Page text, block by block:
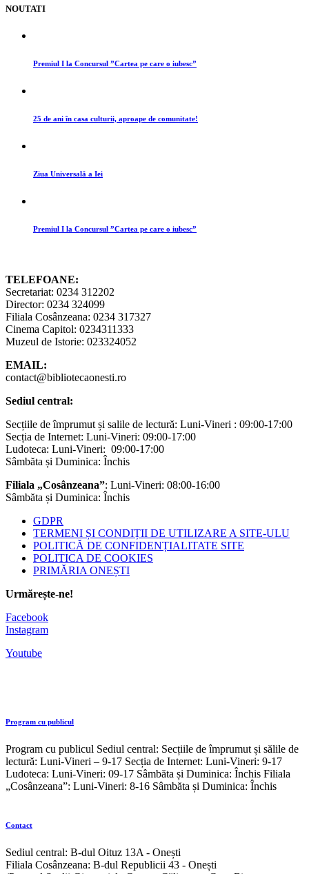
NOUTATI
Premiul I la Concursul ”Cartea pe care o iubesc”
25 de ani în casa culturii, aproape de comunitate!
Ziua Universală a Iei
Premiul I la Concursul ”Cartea pe care o iubesc”
TELEFOANE:
Secretariat: 0234 312202
Director: 0234 324099
Filiala Cosânzeana: 0234 317327
Cinema Capitol: 0234311333
Muzeul de Istorie: 023324052
EMAIL:
contact@bibliotecaonesti.ro
Sediul central:
Secțiile de împrumut și salile de lectură: Luni-Vineri : 09:00-17:00
Secția de Internet: Luni-Vineri: 09:00-17:00
Ludoteca: Luni-Vineri: 09:00-17:00
Sâmbăta și Duminica: Închis
Filiala „Cosânzeana”: Luni-Vineri: 08:00-16:00
Sâmbăta și Duminica: Închis
GDPR
TERMENI ȘI CONDIȚII DE UTILIZARE A SITE-ULU
POLITICĂ DE CONFIDENȚIALITATE SITE
POLITICA DE COOKIES
PRIMĂRIA ONEȘTI
Urmărește-ne!
Facebook
Instagram
Youtube
Program cu publicul
Program cu publicul Sediul central: Secțiile de împrumut și sălile de
lectură: Luni-Vineri – 9-17 Secția de Internet: Luni-Vineri: 9-17
Ludoteca: Luni-Vineri: 09-17 Sâmbăta și Duminica: Închis Filiala
„Cosânzeana”: Luni-Vineri: 8-16 Sâmbăta și Duminica: Închis
Contact
Sediul central: B-dul Oituz 13A - Onești
Filiala Cosânzeana: B-dul Republicii 43 - Onești